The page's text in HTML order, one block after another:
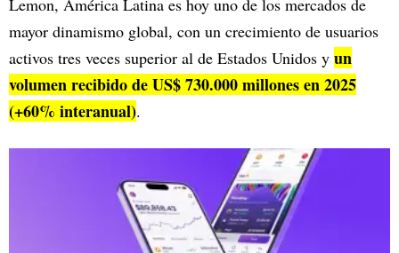
Lemon, América Latina es hoy uno de los mercados de
mayor dinamismo global, con un crecimiento de usuarios
activos tres veces superior al de Estados Unidos y un
volumen recibido de US$ 730.000 millones en 2025
(+60% interanual).